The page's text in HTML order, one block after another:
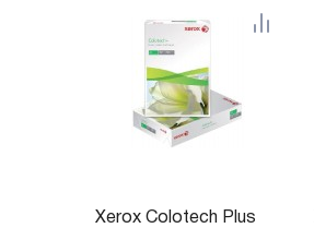
Xerox Colotech Plus